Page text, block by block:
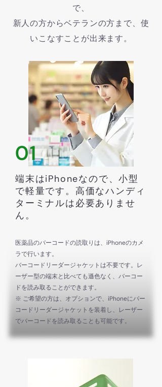
で、
新人の方からベテランの方まで、使
いこなすことが出来ます。
01
端末はiPhoneなので、小型
で軽量です。高価なハンディ
ターミナルは必要ありませ
ん。
医薬品のバーコードの読取りは、iPhoneのカメ
ラで行います。
バーコードリーダージャケットは不要です。レ
ーザー型の端末と比べても遜色なく、バーコー
ドを読み取ることができます。
※ ご希望の方は、オプションで、iPhoneにバー
コードリーダージャケットを装着し、レーザー
でバーコードを読み取ることも可能です。